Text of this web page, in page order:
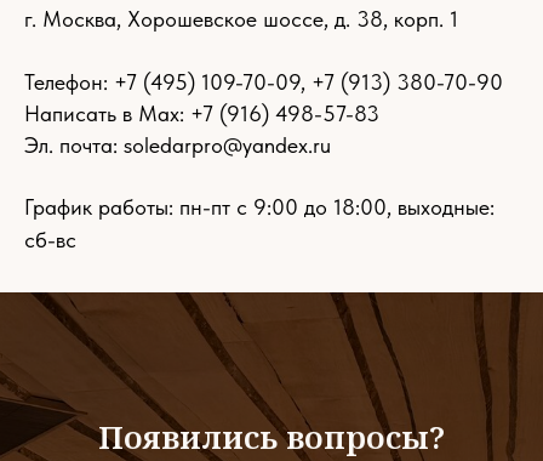
г. Москва, Хорошевское шоссе, д. 38, корп. 1
Телефон: +7 (495) 109-70-09, +7 (913) 380-70-90
Написать в Max: +7 (916) 498-57-83
Эл. почта: soledarpro@yandex.ru
График работы: пн-пт с 9:00 до 18:00, выходные:
сб-вс
Появились вопросы?